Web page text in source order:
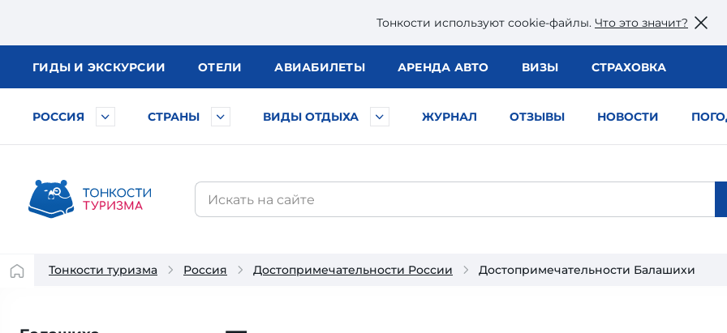
Тонкости используют сookie-файлы. Что это значит?
ГИДЫ И ЭКСКУРСИИ ОТЕЛИ АВИАБИЛЕТЫ АРЕНДА АВТО ВИЗЫ СТРАХОВКА
РОССИЯ СТРАНЫ ВИДЫ ОТДЫХА ЖУРНАЛ ОТЗЫВЫ НОВОСТИ
Тонкости туризма Россия Достопримечательности России Достопримечательности Балашихи